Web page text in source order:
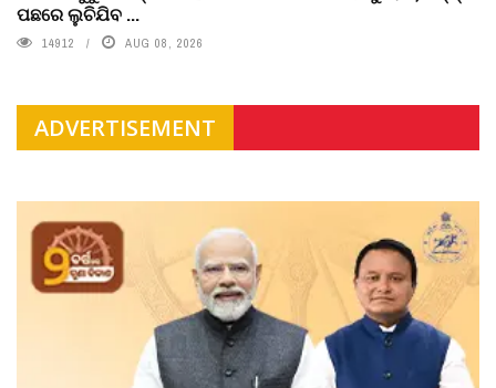
ପଛରେ ଲୁଚିଯିବ ...
14912 AUG 08, 2026
ADVERTISEMENT